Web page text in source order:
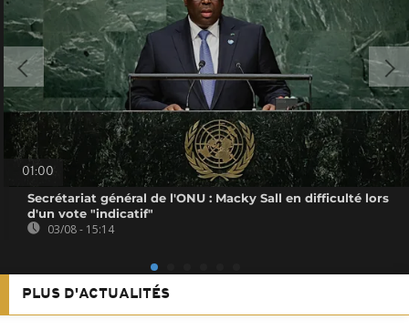
01:00
Secrétariat général de l'ONU : Macky Sall en difficulté lors
d'un vote "indicatif"
03/08 - 15:14
PLUS D'ACTUALITÉS